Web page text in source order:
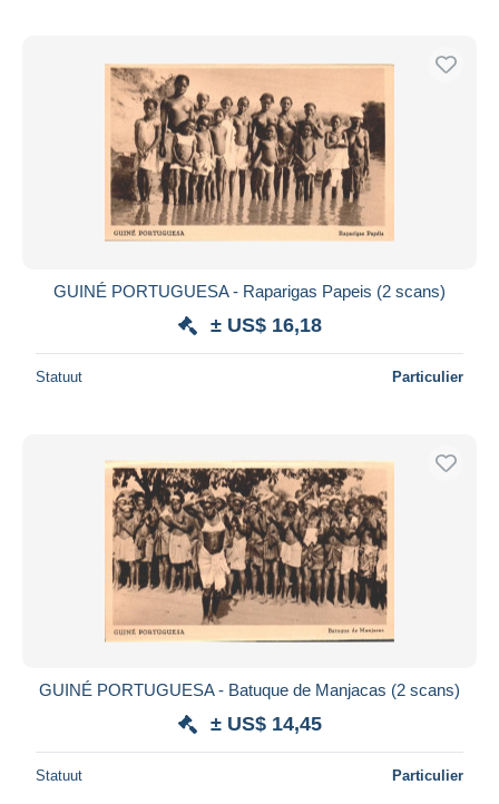
GUINÉ PORTUGUESA - Raparigas Papeis (2 scans)
± US$ 16,18
Statuut Particulier
GUINÉ PORTUGUESA - Batuque de Manjacas (2 scans)
± US$ 14,45
Statuut Particulier